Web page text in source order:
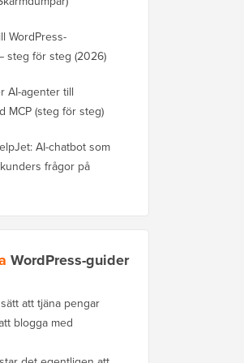
WordPress-
steg för steg (2026)
AI-agenter till
MCP (steg för steg)
AI-chatbot som
frågor på
WordPress-guider
att tjäna pengar
blogga med